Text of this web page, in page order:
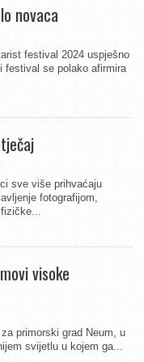
novaca
festival 2024 uspješno
festival se polako afirmira
sve više prihvaćaju
fotografijom,
visoke
primorski grad Neum, u
svijetlu u kojem ga...